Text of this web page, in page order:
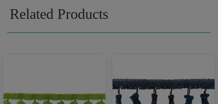
Related Products